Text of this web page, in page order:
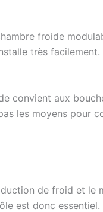
froide
très
convient aux
les moyens pour
de froid et le
est donc essentiel.